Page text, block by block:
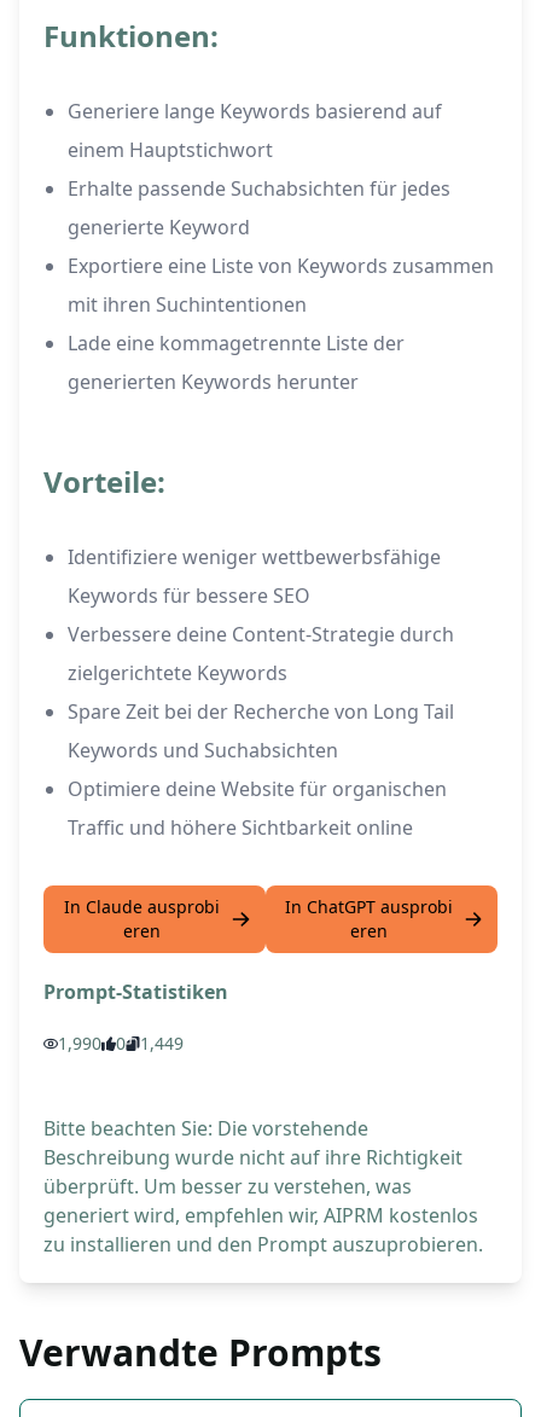
Funktionen:
Generiere lange Keywords basierend auf
einem Hauptstichwort
Erhalte passende Suchabsichten für jedes
generierte Keyword
Exportiere eine Liste von Keywords zusammen
mit ihren Suchintentionen
Lade eine kommagetrennte Liste der
generierten Keywords herunter
Vorteile:
Identifiziere weniger wettbewerbsfähige
Keywords für bessere SEO
Verbessere deine Content-Strategie durch
zielgerichtete Keywords
Spare Zeit bei der Recherche von Long Tail
Keywords und Suchabsichten
Optimiere deine Website für organischen
Traffic und höhere Sichtbarkeit online
In Claude ausprobi
eren
In ChatGPT ausprobi
eren
Prompt-Statistiken
1,990 0 1,449
Bitte beachten Sie: Die vorstehende
Beschreibung wurde nicht auf ihre Richtigkeit
überprüft. Um besser zu verstehen, was
generiert wird, empfehlen wir, AIPRM kostenlos
zu installieren und den Prompt auszuprobieren.
Verwandte Prompts